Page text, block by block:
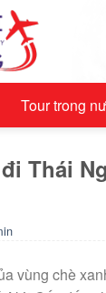
Tour trong
Thái
vùng chè